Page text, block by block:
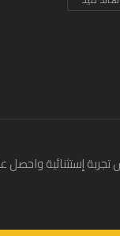
إستثنائية واحصل